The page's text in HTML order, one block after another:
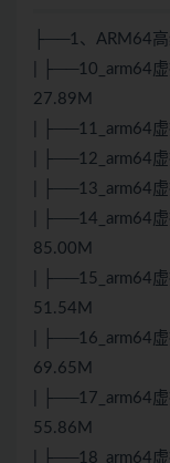
├──1、ARM64
| ├──10_arm64
27.89M
| ├──11_arm64
| ├──12_arm64
| ├──13_arm64
| ├──14_arm64
85.00M
| ├──15_arm64
51.54M
| ├──16_arm64
69.65M
| ├──17_arm64
55.86M
| ├──18_arm64